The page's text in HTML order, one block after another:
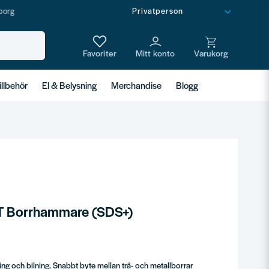
El & Belysning Merchandise Blogg
(SDS+)
och bilning. Snabbt byte mellan trä- och metallborrar